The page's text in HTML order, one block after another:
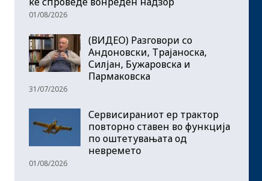
01/08/2026
(ВИДЕО) Разговори со
Андоновски, Трајаноска,
Силјан, Бужаровска и
Пармаковска
31/07/2026
Сервисираниот ер трактор
повторно ставен во функција
по оштетувањата од
невремето
01/08/2026